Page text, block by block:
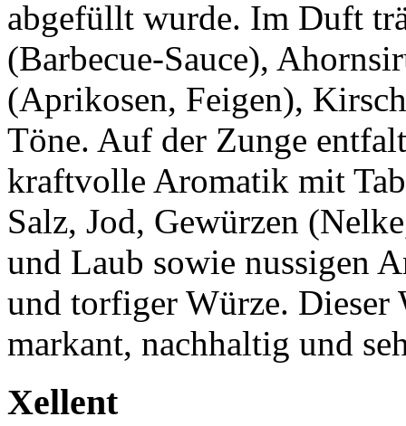
abgefüllt wurde. Im Duft
(Barbecue-Sauce),
(Aprikosen, Feigen),
Töne. Auf der Zunge
kraftvolle Aromatik mit
Salz, Jod, Gewürzen
und Laub sowie nussigen
und torfiger Würze.
markant, nachhaltig und
Xellent